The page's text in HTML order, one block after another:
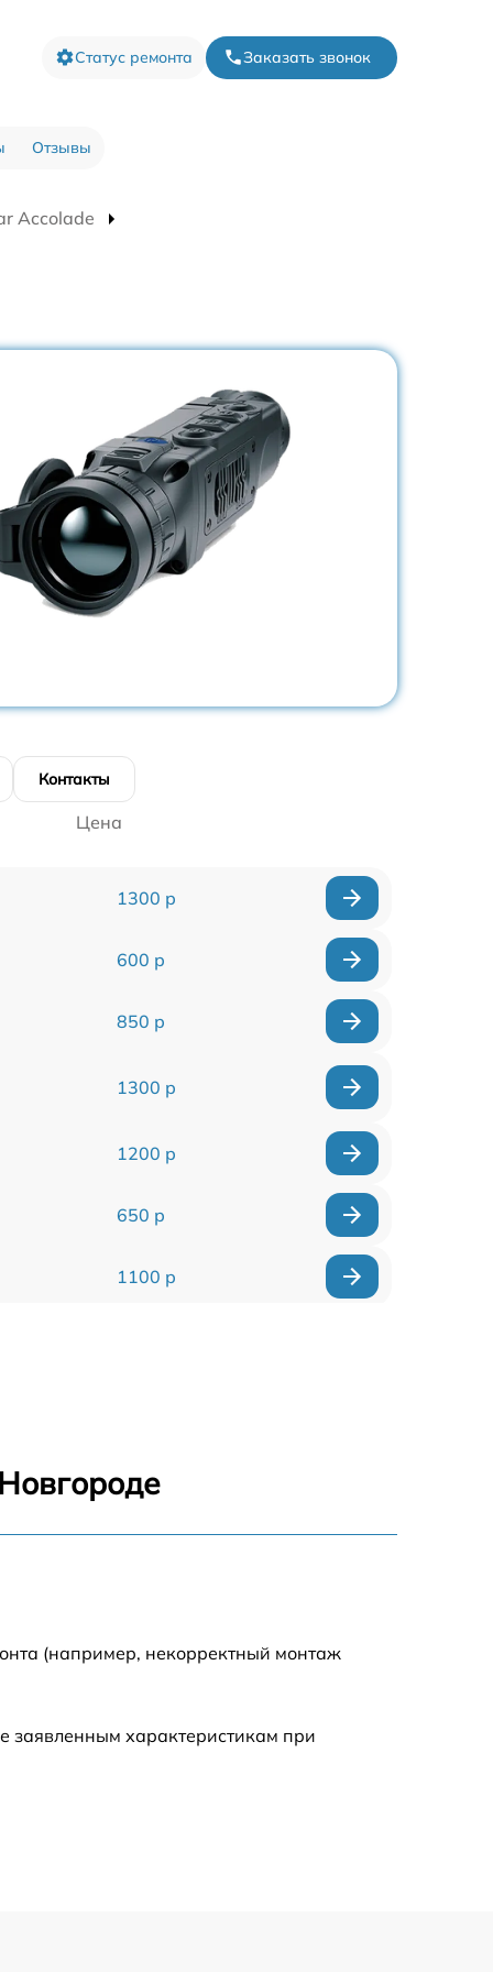
Статус ремонта Заказать звонок
Отзывы
Accolade
Контакты
Цена
1300 р
600 р
850 р
1300 р
1200 р
650 р
1100 р
450 р
(например, некорректный монтаж
заявленным характеристикам при